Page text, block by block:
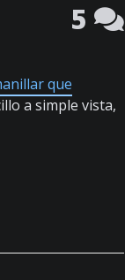
5
que
a simple vista,